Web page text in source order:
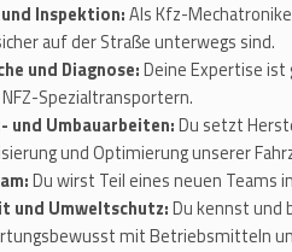
Inspektion:Als Kfz-
auf der Straße unterwegs sind.
und Diagnose:Deine Expertise
Spezialtransportern.
und Umbauarbeiten:Du setzt
und Optimierung unserer
Du wirst Teil eines neuen Teams
und Umweltschutz:Du kennst und
mit Betriebsmitteln